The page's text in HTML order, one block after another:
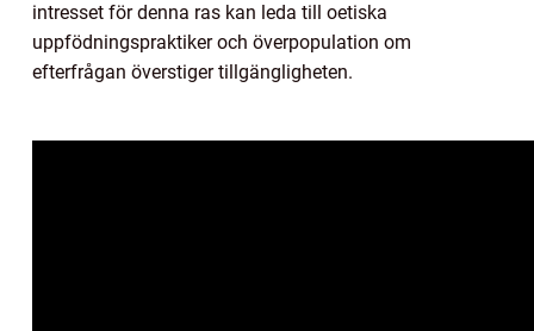
intresset för denna ras kan leda till oetiska
uppfödningspraktiker och överpopulation om
efterfrågan överstiger tillgängligheten.